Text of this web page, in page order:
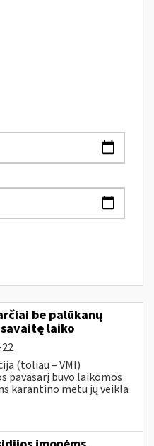
be palūkanų
laiko
(toliau – VMI)
pavasarį buvo laikomos
karantino metu jų veikla